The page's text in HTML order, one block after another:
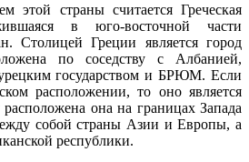
этой страны считается Греческая
в юго-восточной части
Столицей Греции является город
по соседству с Албанией,
государством и БРЮМ. Если
расположении, то оно является
она на границах Запада
собой страны Азии и Европы, а
республики.